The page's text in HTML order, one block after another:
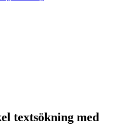
textsökning med